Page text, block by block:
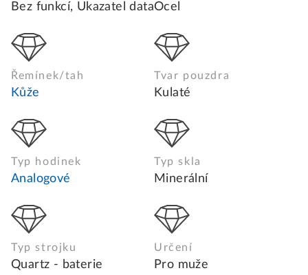
Bez funkcí, Ukazatel dataOcel
Řemínek/tah
Kůže
Tvar pouzdra
Kulaté
Typ hodinek
Analogové
Typ skla
Minerální
Typ strojku
Quartz - baterie
Určení
Pro muže